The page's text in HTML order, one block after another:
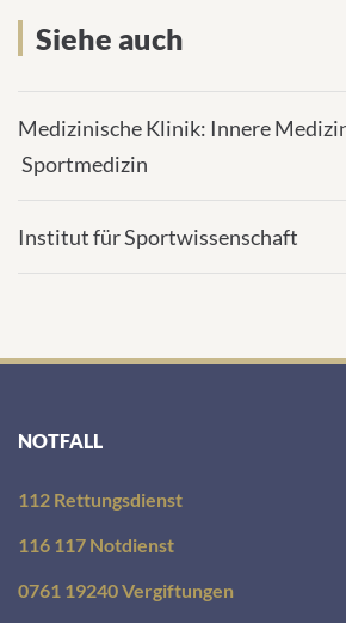
Siehe auch
Medizinische Klinik: Innere
Sportmedizin
Institut für Sportwissenschaft
NOTFALL
112 Rettungsdienst
116 117 Notdienst
0761 19240 Vergiftungen